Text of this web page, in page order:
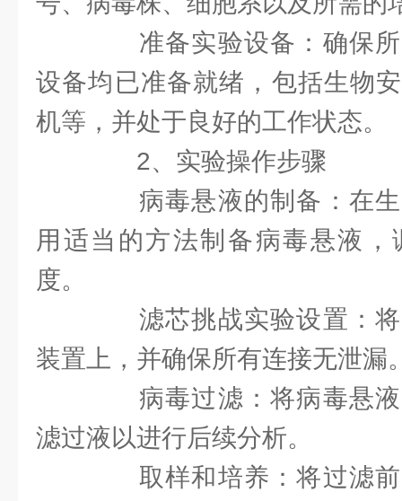
准备实验设备：确保所
设备均已准备就绪，包括生物
机等，并处于良好的工作状态。
2、实验操作步骤
病毒悬液的制备：在生
用适当的方法制备病毒悬液
度。
滤芯挑战实验设置：将
装置上，并确保所有连接无泄漏
病毒过滤：将病毒悬液
滤过液以进行后续分析。
取样和培养：将过滤前